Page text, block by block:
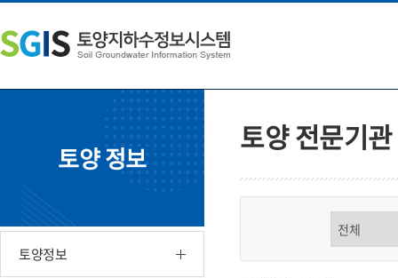
문
내
용
쪽
메
뉴
단
주
소
토양 정보
토양정보
토양 전문기관